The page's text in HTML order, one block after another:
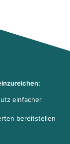
einfacher
bereitstellen